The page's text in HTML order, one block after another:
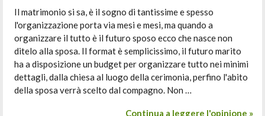
Il matrimonio si sa, è il sogno di tantissime e spesso
l'organizzazione porta via mesi e mesi, ma quando a
organizzare il tutto è il futuro sposo ecco che nasce non
ditelo alla sposa. Il format è semplicissimo, il futuro marito
ha a disposizione un budget per organizzare tutto nei minimi
dettagli, dalla chiesa al luogo della cerimonia, perfino l'abito
della sposa verrà scelto dal compagno. Non …
Continua a leggere l'opinione »